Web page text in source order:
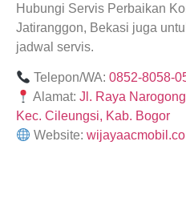
Hubungi Servis Perbaikan
Jatiranggon, Bekasi juga
jadwal servis.
Telepon/WA:0852-8058-
Alamat:Jl. Raya
Kec. Cileungsi, Kab. Bogor
Website: